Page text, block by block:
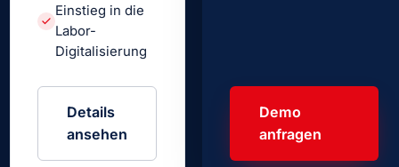
Einstieg in die
Labor-
Digitalisierung
Details
ansehen
Demo
anfragen